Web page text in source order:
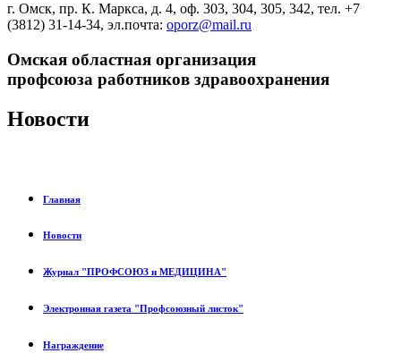
г. Омск, пр. К. Маркса, д. 4, оф. 303, 304, 305, 342, тел. +7
(3812) 31-14-34, эл.почта: oporz@mail.ru
Омская областная организация
профсоюза работников здравоохранения
Новости
Главная
Новости
Журнал "ПРОФСОЮЗ и МЕДИЦИНА"
Электронная газета "Профсоюзный листок"
Награждение